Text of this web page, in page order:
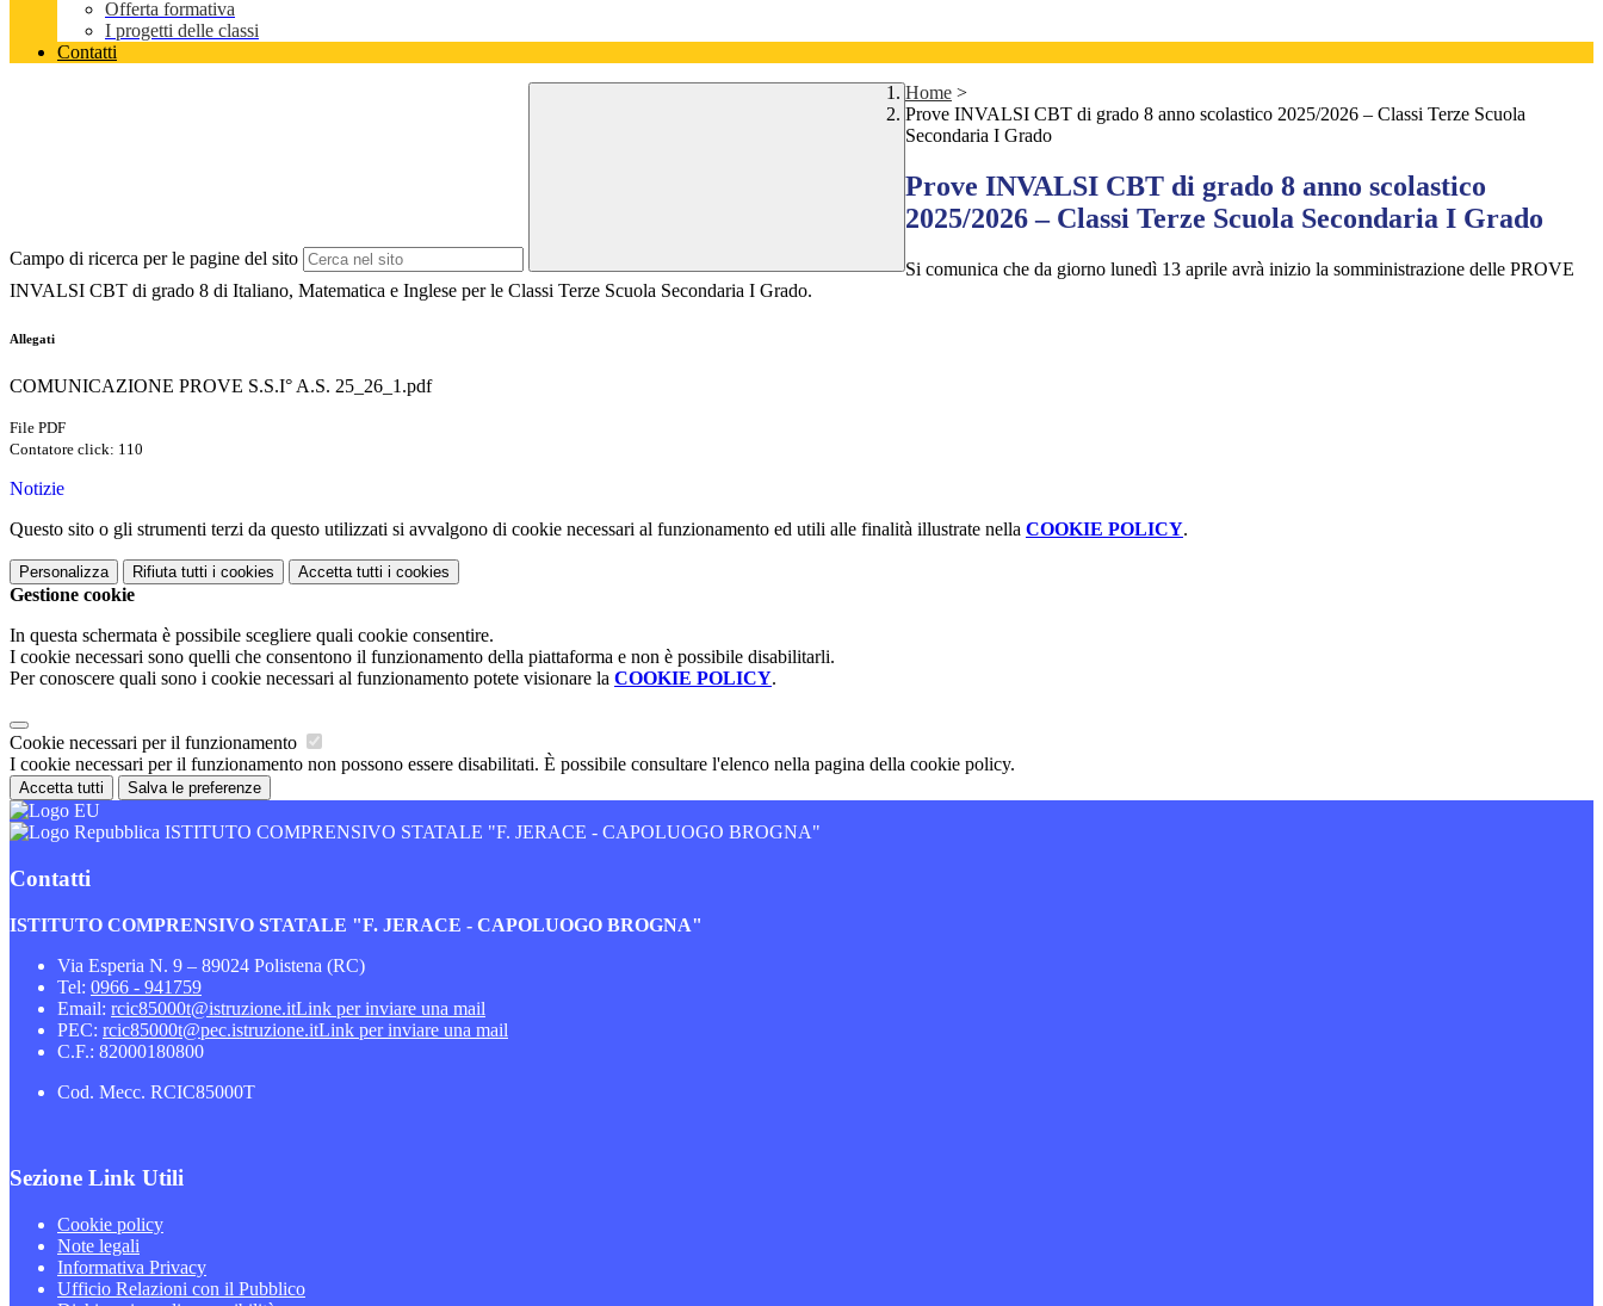
Offerta formativa
I progetti delle classi
Contatti
Campo di ricerca per le pagine del sito
Home >
Prove INVALSI CBT di grado 8 anno scolastico 2025/2026 – Classi Terze Scuola
Secondaria I Grado
Prove INVALSI CBT di grado 8 anno scolastico
2025/2026 – Classi Terze Scuola Secondaria I Grado
Si comunica che da giorno lunedì 13 aprile avrà inizio la somministrazione delle PROVE
INVALSI CBT di grado 8 di Italiano, Matematica e Inglese per le Classi Terze Scuola Secondaria I Grado.
Allegati
COMUNICAZIONE PROVE S.S.I° A.S. 25_26_1.pdf
File PDF
Contatore click: 110
Notizie
Questo sito o gli strumenti terzi da questo utilizzati si avvalgono di cookie necessari al funzionamento ed utili alle finalità illustrate nella COOKIE POLICY.
Personalizza Rifiuta tutti i cookies Accetta tutti i cookies
Gestione cookie
In questa schermata è possibile scegliere quali cookie consentire.
I cookie necessari sono quelli che consentono il funzionamento della piattaforma e non è possibile disabilitarli.
Per conoscere quali sono i cookie necessari al funzionamento potete visionare la COOKIE POLICY.
Cookie necessari per il funzionamento
I cookie necessari per il funzionamento non possono essere disabilitati. È possibile consultare l'elenco nella pagina della cookie policy.
Accetta tutti Salva le preferenze
ISTITUTO COMPRENSIVO STATALE "F. JERACE - CAPOLUOGO BROGNA"
Contatti
ISTITUTO COMPRENSIVO STATALE "F. JERACE - CAPOLUOGO BROGNA"
Via Esperia N. 9 – 89024 Polistena (RC)
Tel: 0966 - 941759
Email: rcic85000t@istruzione.itLink per inviare una mail
PEC: rcic85000t@pec.istruzione.itLink per inviare una mail
C.F.: 82000180800
Cod. Mecc. RCIC85000T
Sezione Link Utili
Cookie policy
Note legali
Informativa Privacy
Ufficio Relazioni con il Pubblico